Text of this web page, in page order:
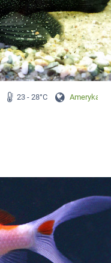
23 - 28°C Ameryka